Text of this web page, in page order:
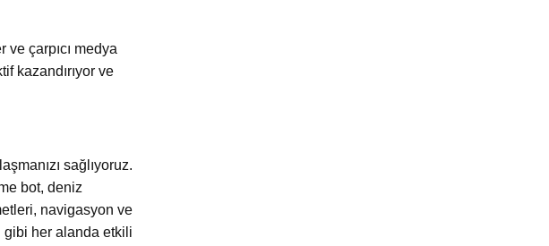
çarpıcı medya
kazandırıyor ve
sağlıyoruz.
bot, deniz
navigasyon ve
gibi her alanda etkili